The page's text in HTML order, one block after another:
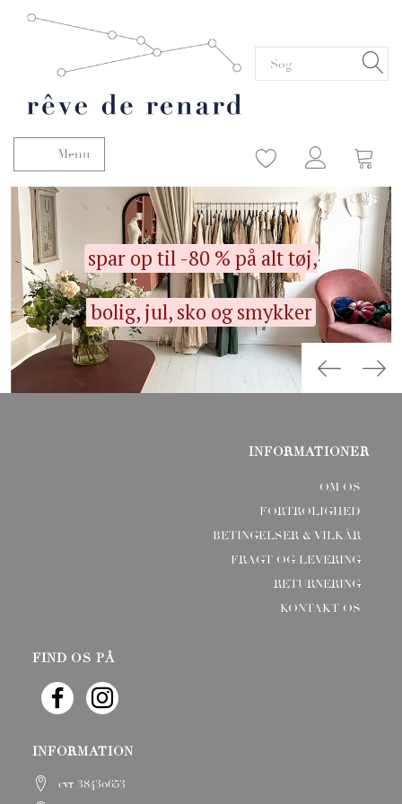
Skifte navigation
Menu
spar op til -80 % på alt tøj,
bolig, jul, sko ogsmykker
INFORMATIONER
OM OS
FORTROLIGHED
BETINGELSER & VILKÅR
FRAGT OG LEVERING
RETURNERING
KONTAKT OS
FIND OS PÅ
INFORMATION
cvr 38430653